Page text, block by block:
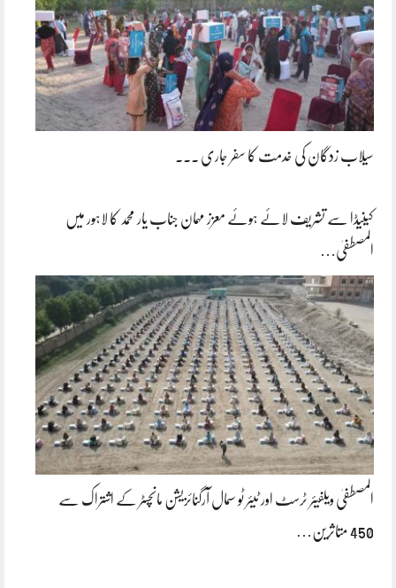
سیلاب زدگان کی خدمت کا سفر جاری ۔۔۔
کینیڈا سے تشریف لائے ہوئے معزز مہمان جناب یار محمد کا لاہور میں
المصطفیٰ…
المصطفیٰ ویلفیئر ٹرسٹ اور ٹیئر ٹو سمال آرگنائزیشن مانچسٹر کے اشتراک سے
450 متاثرین…